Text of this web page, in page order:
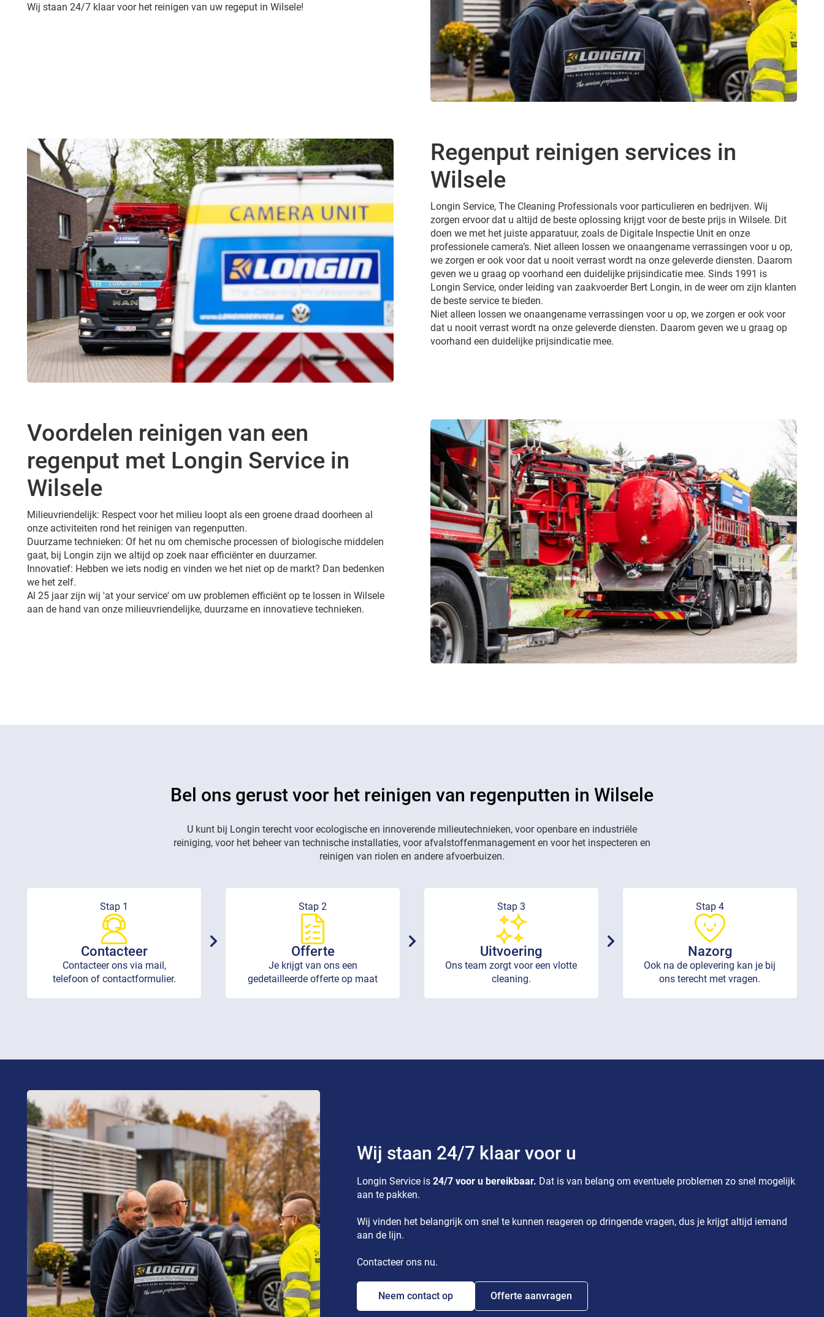
Wij staan 24/7 klaar voor het reinigen van uw regeput in Wilsele!
Regenput reinigen services in
Wilsele
Longin Service, The Cleaning Professionals voor particulieren en bedrijven. Wij
zorgen ervoor dat u altijd de beste oplossing krijgt voor de beste prijs in Wilsele. Dit
doen we met het juiste apparatuur, zoals de Digitale Inspectie Unit en onze
professionele camera’s. Niet alleen lossen we onaangename verrassingen voor u op,
we zorgen er ook voor dat u nooit verrast wordt na onze geleverde diensten. Daarom
geven we u graag op voorhand een duidelijke prijsindicatie mee. Sinds 1991 is
Longin Service, onder leiding van zaakvoerder Bert Longin, in de weer om zijn klanten
de beste service te bieden.
Niet alleen lossen we onaangename verrassingen voor u op, we zorgen er ook voor
dat u nooit verrast wordt na onze geleverde diensten. Daarom geven we u graag op
voorhand een duidelijke prijsindicatie mee.
Voordelen reinigen van een
regenput met Longin Service in
Wilsele
Milieuvriendelijk: Respect voor het milieu loopt als een groene draad doorheen al
onze activiteiten rond het reinigen van regenputten.
Duurzame technieken: Of het nu om chemische processen of biologische middelen
gaat, bij Longin zijn we altijd op zoek naar efficiënter en duurzamer.
Innovatief: Hebben we iets nodig en vinden we het niet op de markt? Dan bedenken
we het zelf.
Al 25 jaar zijn wij 'at your service' om uw problemen efficiënt op te lossen in Wilsele
aan de hand van onze milieuvriendelijke, duurzame en innovatieve technieken.
Bel ons gerust voor het reinigen van regenputten in Wilsele
U kunt bij Longin terecht voor ecologische en innoverende milieutechnieken, voor openbare en industriële
reiniging, voor het beheer van technische installaties, voor afvalstoffenmanagement en voor het inspecteren en
reinigen van riolen en andere afvoerbuizen.
Stap 1
Contacteer
Contacteer ons via mail,
telefoon of contactformulier.
Stap 2
Offerte
Je krijgt van ons een
gedetailleerde offerte op maat
Stap 3
Uitvoering
Ons team zorgt voor een vlotte
cleaning.
Stap 4
Nazorg
Ook na de oplevering kan je bij
ons terecht met vragen.
Wij staan 24/7 klaar voor u
Longin Service is24/7 voor u bereikbaar. Dat is van belang om eventuele problemen zo snel mogelijk
aan te pakken.
Wij vinden het belangrijk om snel te kunnen reageren op dringende vragen, dus je krijgt altijd iemand
aan de lijn.
Contacteer ons nu.
Neem contact op Offerte aanvragen